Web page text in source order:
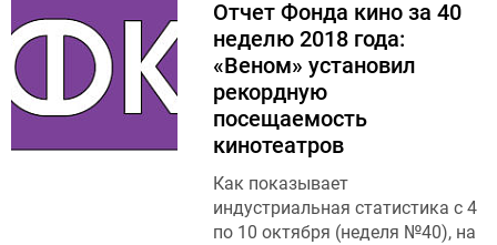
Отчет Фонда кино за 40
неделю 2018 года:
«Веном» установил
рекордную
посещаемость
кинотеатров
Как показывает
индустриальная статистика с 4
по 10 октября (неделя №40), на